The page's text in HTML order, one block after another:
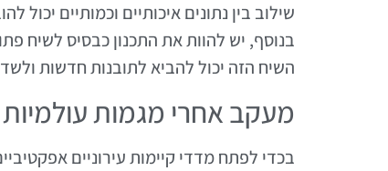
שילוב בין נתונים איכותיים וכמותיים
בנוסף, יש להוות את התכנון כבסיס לשיח
השיח הזה יכול להביא לתובנות חדשות
מעקב אחרי מגמות עולמיות
בכדי לפתח מדדי קיימות עירוניים